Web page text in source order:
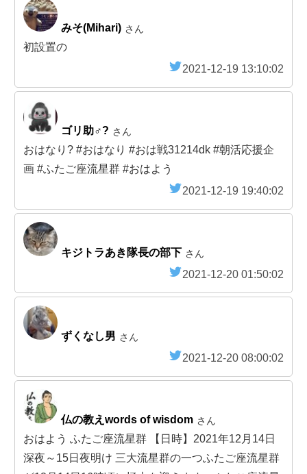
みそ(Mihari) さん
初設置の
2021-12-19 13:10:02
ゴリ助♂? さん
おはなり? #おはなり #おは戦31214dk #朝活応援企
画 #ふたご座流星群 #おはよう
2021-12-19 19:40:02
キジトラあき隊長の部下 さん
2021-12-20 01:50:02
ずくなし男 さん
2021-12-20 08:00:02
仏の教えwords of wisdom さん
おはよう ふたご座流星群 【日時】2021年12月14日
深夜～15日夜明け 三大流星群の一つふたご座流星群